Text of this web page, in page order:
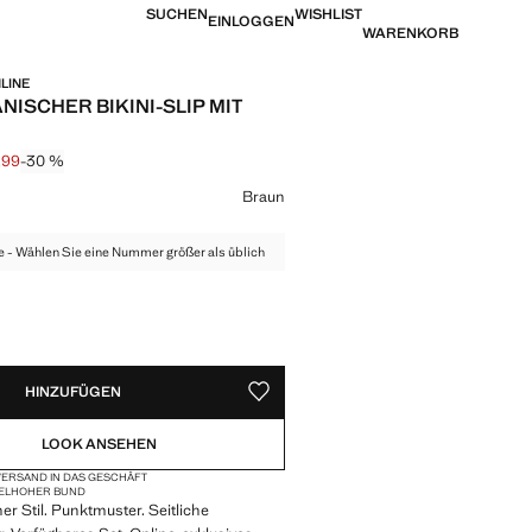
SUCHENEINLOGGENWISHLIST
WARENKORB
BIKINI-SLIP MIT
durchgestrichen [€ 22,99 ]
[€ 15,99 ]
-30 %
Farbe
Braun
- Wählen Sie eine Nummer größer als üblich
HINZUFÜGEN ALS FAVORIT SPEICHERN
LOOK ANSEHEN
IN DAS GESCHÄFT
BUND
Stil. Punktmuster. Seitliche